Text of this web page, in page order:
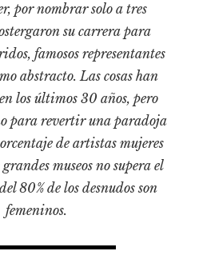
por nombrar solo a tres
su carrera para
famosos representantes
abstracto. Las cosas han
los últimos 30 años, pero
para revertir una paradoja
de artistas mujeres
museos no supera el
80% de los desnudos son
femeninos.